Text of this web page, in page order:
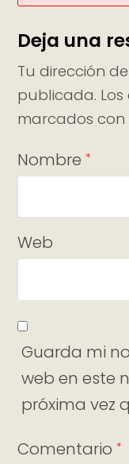
Deja una
Tu dirección
publicada.
marcados con
Nombre *
Web
Guarda mi
web en este
próxima vez
Comentario *